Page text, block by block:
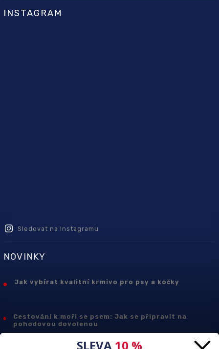
INSTAGRAM
Sledovat na Instagramu
NOVINKY
Jak vybírat kvalitní krmivo pro psy a kočky
Cestování k moři se psem: Jak se připravit na
pohodovou dovolenou
SLEVA 10 %